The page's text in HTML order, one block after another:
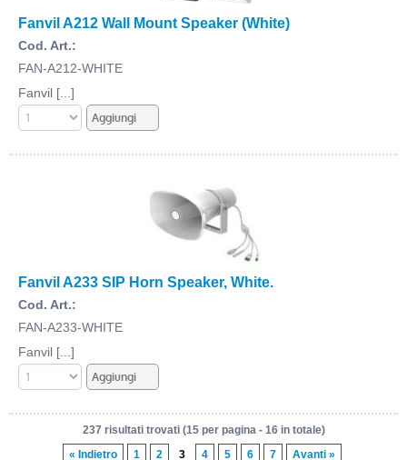
Fanvil A212 Wall Mount Speaker (White)
Cod. Art.:
FAN-A212-WHITE
Fanvil [...]
Fanvil A233 SIP Horn Speaker, White.
Cod. Art.:
FAN-A233-WHITE
Fanvil [...]
237 risultati trovati (15 per pagina - 16 in totale)
« Indietro
1 2 3 4 5 6 7 Avanti »